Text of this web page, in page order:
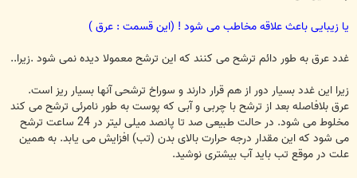
یا زیبایی باعث علاقه مخاطب می شود ! (این قسمت : عرق )
غدد عرق به طور دائم ترشح می کنند که این ترشح معمولا دیده نمی شود .زیرا..
زیرا این غدد بسیار دور از هم قرار دارند و سوراخ ترشحی آنها بسیار ریز است.
عرق بلافاصله بعد از ترشح با چربی و آبی که پوست به طور نامرئی ترشح می کند
مخلوط می شود. در حالت طبیعی صد تا پانصد میلی لیتر در 24 ساعت ترشح
می شود که این مقدار درجه حرارت بالای بدن (تب) افزایش می یابد. به همین
علت در موقع تب باید آب بیشتری نوشید.